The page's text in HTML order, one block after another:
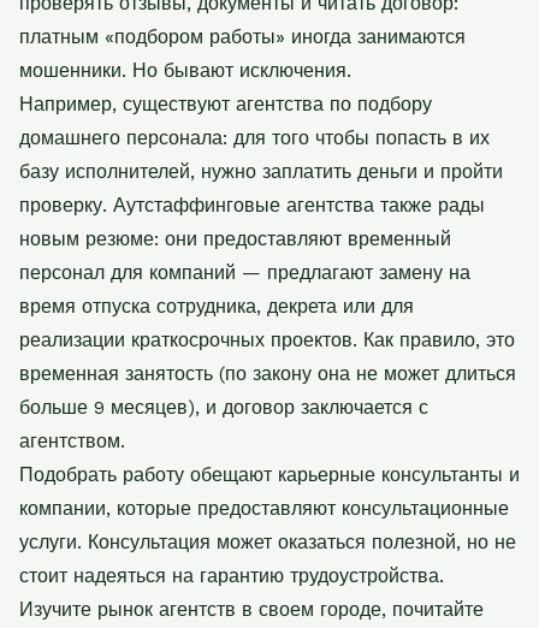
платным «подбором работы» иногда занимаются
мошенники. Но бывают исключения.
Например, существуют агентства по подбору
домашнего персонала: для того чтобы попасть в их
базу исполнителей, нужно заплатить деньги и пройти
проверку. Аутстаффинговые агентства также рады
новым резюме: они предоставляют временный
персонал для компаний — предлагают замену на
время отпуска сотрудника, декрета или для
реализации краткосрочных проектов. Как правило, это
временная занятость (по закону она не может длиться
больше 9 месяцев), и договор заключается с
агентством.
Подобрать работу обещают карьерные консультанты и
компании, которые предоставляют консультационные
услуги. Консультация может оказаться полезной, но не
стоит надеяться на гарантию трудоустройства.
Изучите рынок агентств в своем городе, почитайте